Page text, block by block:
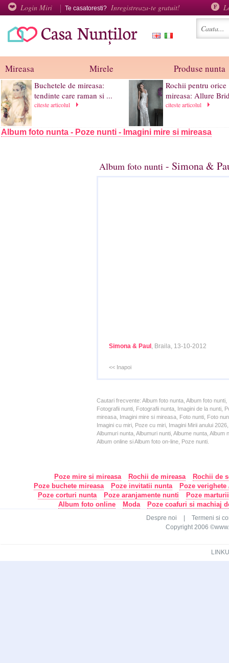
Login Miri Te casatoresti? Inregistreaza-te gratuit!
Mireasa Mirele Produse nunta
Buchetele de mireasa:
tendinte care raman si ...
citeste articolul
Rochii pentru orice
mireasa: Allure
citeste articolul
Album foto nunta - Poze nunti - Imagini mire si mireasa
Album foto nunti - Simona &
Simona & Paul , Braila, 13-10-2012
<< Inapoi
Cautari frecvente: Album foto nunta, Album foto
Fotografii nunti, Fotografii nunta, Imagini de la nunti,
mireasa, Imagini mire si mireasa, Foto nunti, Foto
Imagini cu miri, Poze cu miri, Imagini Mirii anului
Albumuri nunta, Albumuri nunti, Albume nunta,
Album online si Album foto on-line, Poze nunti.
Poze mire si mireasa Rochii de mireasa
Rochii de
Poze buchete mireasa
Poze invitatii nunta
Poze
Poze corturi nunta
Poze aranjamente nunti
Poze
Album foto online
Moda Poze coafuri si machiaj
Despre noi
Termeni si
Copyright 2006